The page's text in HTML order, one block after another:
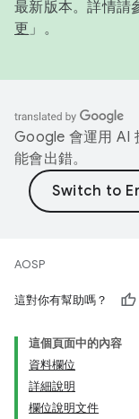
最新版本。詳情請
更 」。
Google 會運用 AI
能會出錯。
AOSP
這對你有幫助嗎？
這個頁面中的內容
資料欄位
詳細說明
欄位說明文件